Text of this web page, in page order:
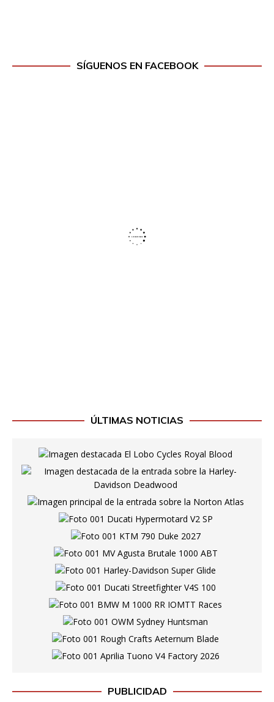
SÍGUENOS EN FACEBOOK
ÚLTIMAS NOTICIAS
PUBLICIDAD